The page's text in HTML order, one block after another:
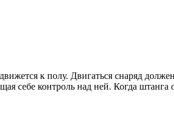
к полу. Двигаться снаряд
себе контроль над ней. Когда штанга